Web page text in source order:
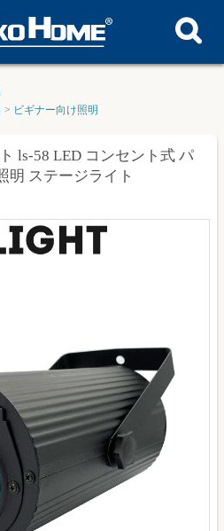
> ビギナー向け照明
ls-58 LED コンセント式 パ
明 ステージライト